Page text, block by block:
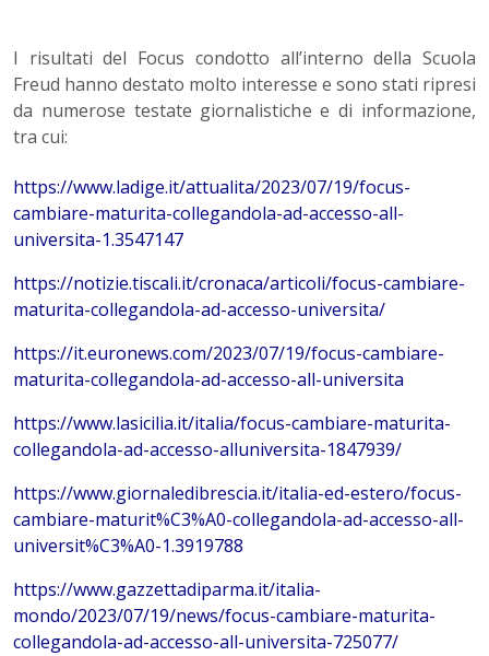
I risultati del Focus condotto all’interno della Scuola
Freud hanno destato molto interesse e sono stati ripresi
da numerose testate giornalistiche e di informazione,
tra cui:
https://www.ladige.it/attualita/2023/07/19/focus-
cambiare-maturita-collegandola-ad-accesso-all-
universita-1.3547147
https://notizie.tiscali.it/cronaca/articoli/focus-cambiare-
maturita-collegandola-ad-accesso-universita/
https://it.euronews.com/2023/07/19/focus-cambiare-
maturita-collegandola-ad-accesso-all-universita
https://www.lasicilia.it/italia/focus-cambiare-maturita-
collegandola-ad-accesso-alluniversita-1847939/
https://www.giornaledibrescia.it/italia-ed-estero/focus-
cambiare-maturit%C3%A0-collegandola-ad-accesso-all-
universit%C3%A0-1.3919788
https://www.gazzettadiparma.it/italia-
mondo/2023/07/19/news/focus-cambiare-maturita-
collegandola-ad-accesso-all-universita-725077/